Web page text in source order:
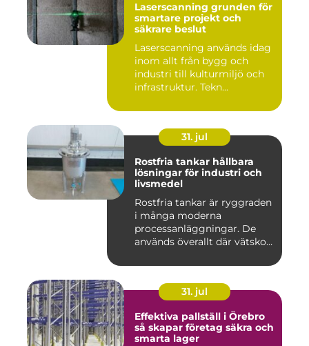
Laserscanning grunden för
smartare projekt och
säkrare beslut
Laserscanning används idag
inom allt från bygg och
industri till kulturmiljö och
infrastruktur. Tekn...
31. jul
Rostfria tankar hållbara
lösningar för industri och
livsmedel
Rostfria tankar är ryggraden
i många moderna
processanläggningar. De
används överallt där vätskor,
31. jul
Effektiva pallställ i Örebro
så skapar företag säkra och
smarta lager